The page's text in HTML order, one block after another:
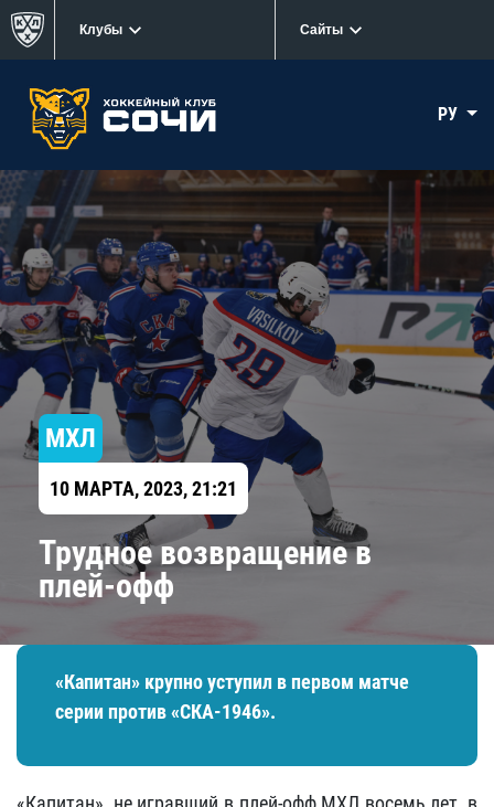
Клубы Сайты
РУ
МХЛ
10 МАРТА, 2023, 21:21
Трудное возвращение в
плей-офф
«Капитан» крупно уступил в первом матче
серии против «СКА-1946».